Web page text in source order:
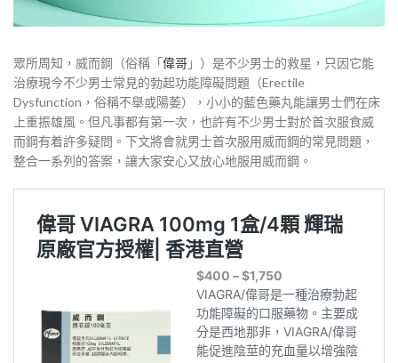
眾所周知，威而鋼（俗稱「偉哥 」）是不少男士的救星，只因它能
治療現今不少男士常見的勃起功能障礙問題（Erectile
Dysfunction，俗稱不舉或陽萎），小小的藍色藥丸能讓男士們在床
上重振雄風。但凡事都有第一次，也許有不少男士對於首次服食威
而鋼有着許多疑問。下文將會就男士首次服用威而鋼的常見問題，
整合一系列的答案，讓大家安心又放心地服用威而鋼。